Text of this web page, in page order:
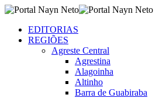
EDITORIAS
REGIÕES
Agreste Central
Agrestina
Alagoinha
Altinho
Barra de Guabiraba